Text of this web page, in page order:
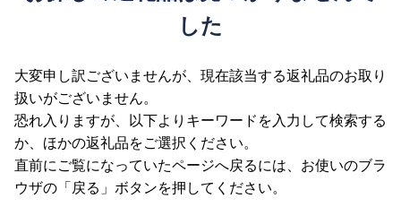
した
大変申し訳ございませんが、現在該当する返礼品のお取り
扱いがございません。
恐れ入りますが、以下よりキーワードを入力して検索する
か、ほかの返礼品をご選択ください。
直前にご覧になっていたページへ戻るには、お使いのブラ
ウザの「戻る」ボタンを押してください。